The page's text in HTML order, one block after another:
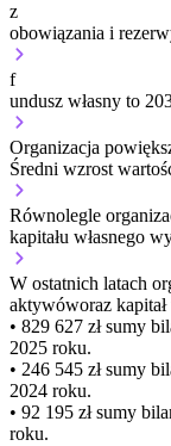
z
obowiązania i
f
undusz własny to
Organizacja
Średni wzrost
Równolegle
kapitału własnego
W ostatnich latach
aktywóworaz kapitał
• 829 627 złsumy
2025 roku.
• 246 545 złsumy
2024 roku.
• 92 195 złsumy
roku.